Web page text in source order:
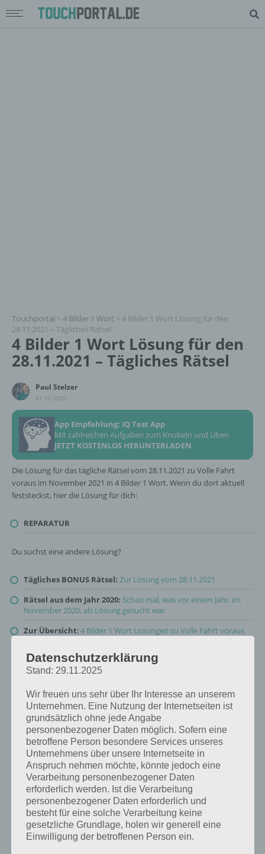
Touchportal > 4 Bilder 1 Wort > 4 Bilder 1 Wort Lösung für den
28.11.2021 – Tägliches Rätsel
4 Bilder 1 Wort Lösung für den
28.11.2021 – Tägliches Rätsel
Paul Stelzer
01.11.2021
App Empfehlung: IQ Test App
Mit zahlreichen Aufgaben zum Knobeln und Üben
JETZT KOSTENLOS HERUNTERLADEN
Die Lösung für das tägliche Rätsel vom 28.11.2021 zu Volle Fahrt
voraus im November 2021 in 4 Bilder 1 Wort. Wenn du dort aktuell
feststeckst, hier die Lösung für dich:
REPARATUR
Du suchst eine andere Lösung?
Tägliches BONUS Rätsel: Zur Lösung vom 28.11.2021
Rätsel aus dem Jahr 2020: Schau mal, was vor einem Jahr, im
November 2020, als Lösung gesucht war
Zur Übersicht:4 Bilder 1 Wort Lösungen zu Volle Fahrt voraus
Datenschutzerklärung
Stand: 29.11.2025
Wir freuen uns sehr über Ihr Interesse an unserem
Unternehmen. Eine Nutzung der Internetseiten ist
grundsätzlich ohne jede Angabe
personenbezogener Daten möglich. Sofern eine
betroffene Person besondere Services unseres
Unternehmens über unsere Internetseite in
Anspruch nehmen möchte, könnte jedoch eine
Verarbeitung personenbezogener Daten
erforderlich werden. Ist die Verarbeitung
personenbezogener Daten erforderlich und
besteht für eine solche Verarbeitung keine
gesetzliche Grundlage, holen wir generell eine
Einwilligung der betroffenen Person ein.